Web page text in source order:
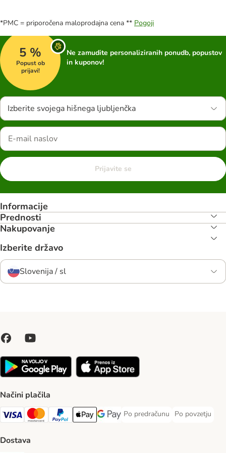
*PMC = priporočena maloprodajna cena ** Pogoji
5 %
Popust ob
prijavi!
Ne zamudite personaliziranih ponudb, popustov
in kuponov!
Izberite svojega hišnega ljubljenčka
Prijavite se
Informacije
Prednosti
Nakupovanje
Izberite državo
Slovenija / sl
Načini plačila
Visa Payment Method
MasterCard Payment Method
PayPal Payment Method
Apple Pay Payment Method
Google pay Payment Method
Po predračunu
Po predračunu Payment Method
Po povzetju
Po povzetju
Dostava